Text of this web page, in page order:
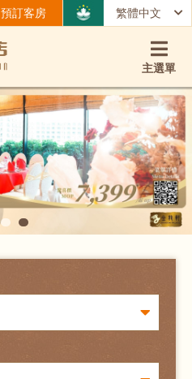
預訂客房 繁體中文
主選單